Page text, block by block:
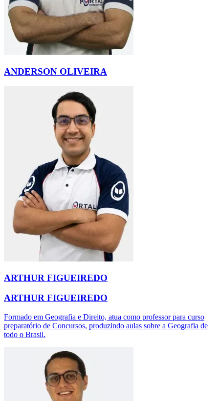
ANDERSON OLIVEIRA
ARTHUR FIGUEIREDO
ARTHUR FIGUEIREDO
Formado em Geografia e Direito, atua como professor para curso
preparatório de Concursos, produzindo aulas sobre a Geografia de
todo o Brasil.